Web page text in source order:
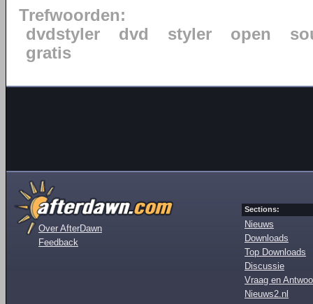
Trefwoorden:
dvdstyler
dvd styler open
gratis
Over AfterDawn
Feedback
Sections:
Nieuws
Downloads
Top Downloads
Discussie
Vraag en
Nieuws2.nl